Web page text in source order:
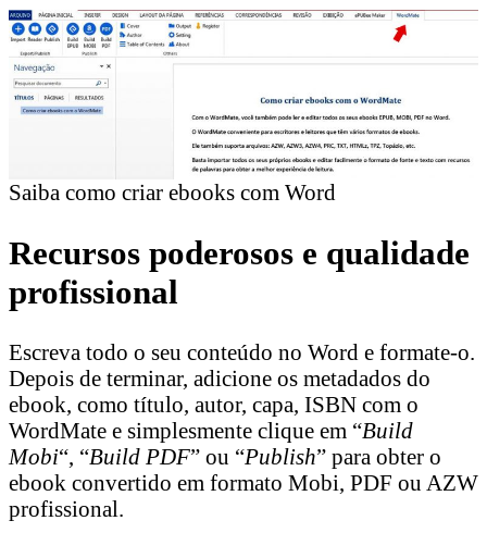
Saiba como criar ebooks com Word
Recursos poderosos e qualidade
profissional
Escreva todo o seu conteúdo no Word e formate-o.
Depois de terminar, adicione os metadados do
ebook, como título, autor, capa, ISBN com o
WordMate e simplesmente clique em “Build
Mobi“, “Build PDF” ou “Publish” para obter o
ebook convertido em formato Mobi, PDF ou AZW
profissional.